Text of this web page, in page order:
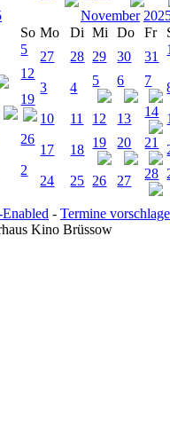
So
5
12
19
26
2
November
Mo
Di Mi Do Fr
27
28 29 30 31
3 4 5 6 7
10 11 12 13 14
17 18 19 20 21
24 25 26 27 28
- Termine
Kino Brüssow